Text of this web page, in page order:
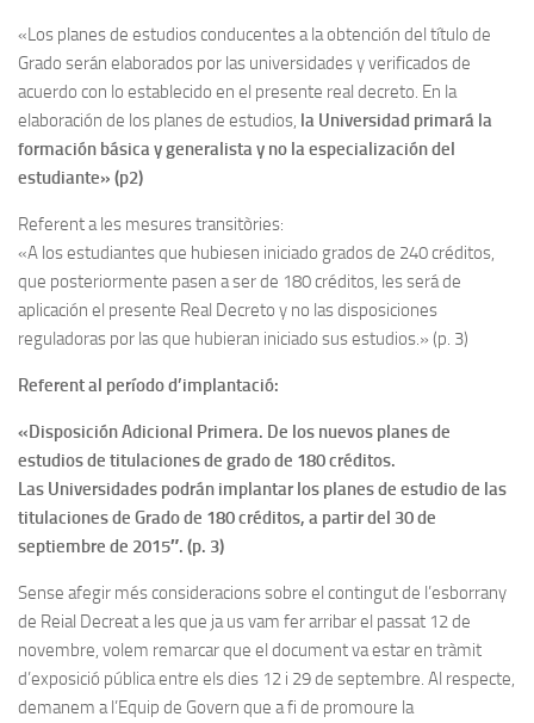
«Los planes de estudios conducentes a la obtención del título de
Grado serán elaborados por las universidades y verificados de
acuerdo con lo establecido en el presente real decreto. En la
elaboración de los planes de estudios, la Universidad primará la
formación básica y generalista y no la especialización del
estudiante» (p2)
Referent a les mesures transitòries:
«A los estudiantes que hubiesen iniciado grados de 240 créditos,
que posteriormente pasen a ser de 180 créditos, les será de
aplicación el presente Real Decreto y no las disposiciones
reguladoras por las que hubieran iniciado sus estudios.» (p. 3)
Referent al período d’implantació:
«Disposición Adicional Primera. De los nuevos planes de
estudios de titulaciones de grado de 180 créditos.
Las Universidades podrán implantar los planes de estudio de las
titulaciones de Grado de 180 créditos, a partir del 30 de
septiembre de 2015″. (p. 3)
Sense afegir més consideracions sobre el contingut de l’esborrany
de Reial Decreat a les que ja us vam fer arribar el passat 12 de
novembre, volem remarcar que el document va estar en tràmit
d’exposició pública entre els dies 12 i 29 de septembre. Al respecte,
demanem a l’Equip de Govern que a fi de promoure la